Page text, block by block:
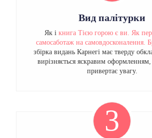
Вид палітурки
Як і книга Тією горою є ви. Як
самосаботаж на самовдосконалення.
збірка видань Карнегі має тверду
вирізняється яскравим оформленням,
привертає увагу.
3